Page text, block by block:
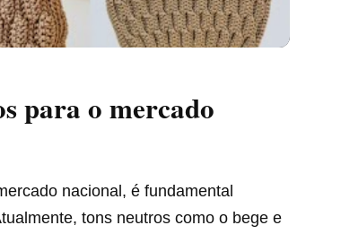
para o mercado
nacional, é fundamental
tons neutros como o bege e